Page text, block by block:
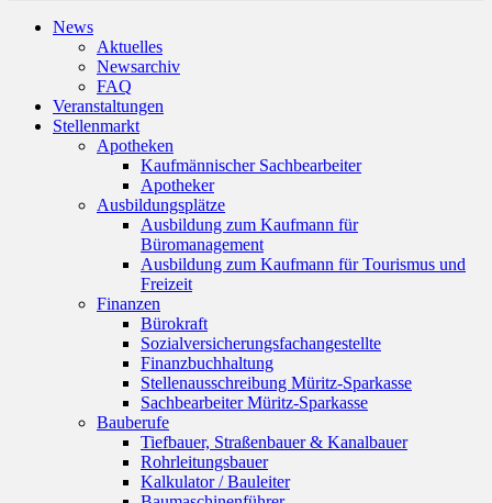
News
Aktuelles
Newsarchiv
FAQ
Veranstaltungen
Stellenmarkt
Apotheken
Kaufmännischer Sachbearbeiter
Apotheker
Ausbildungsplätze
Ausbildung zum Kaufmann für
Büromanagement
Ausbildung zum Kaufmann für Tourismus und
Freizeit
Finanzen
Bürokraft
Sozialversicherungsfachangestellte
Finanzbuchhaltung
Stellenausschreibung Müritz-Sparkasse
Sachbearbeiter Müritz-Sparkasse
Bauberufe
Tiefbauer, Straßenbauer & Kanalbauer
Rohrleitungsbauer
Kalkulator / Bauleiter